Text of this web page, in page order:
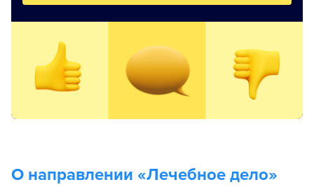
О направлении «Лечебное дело»